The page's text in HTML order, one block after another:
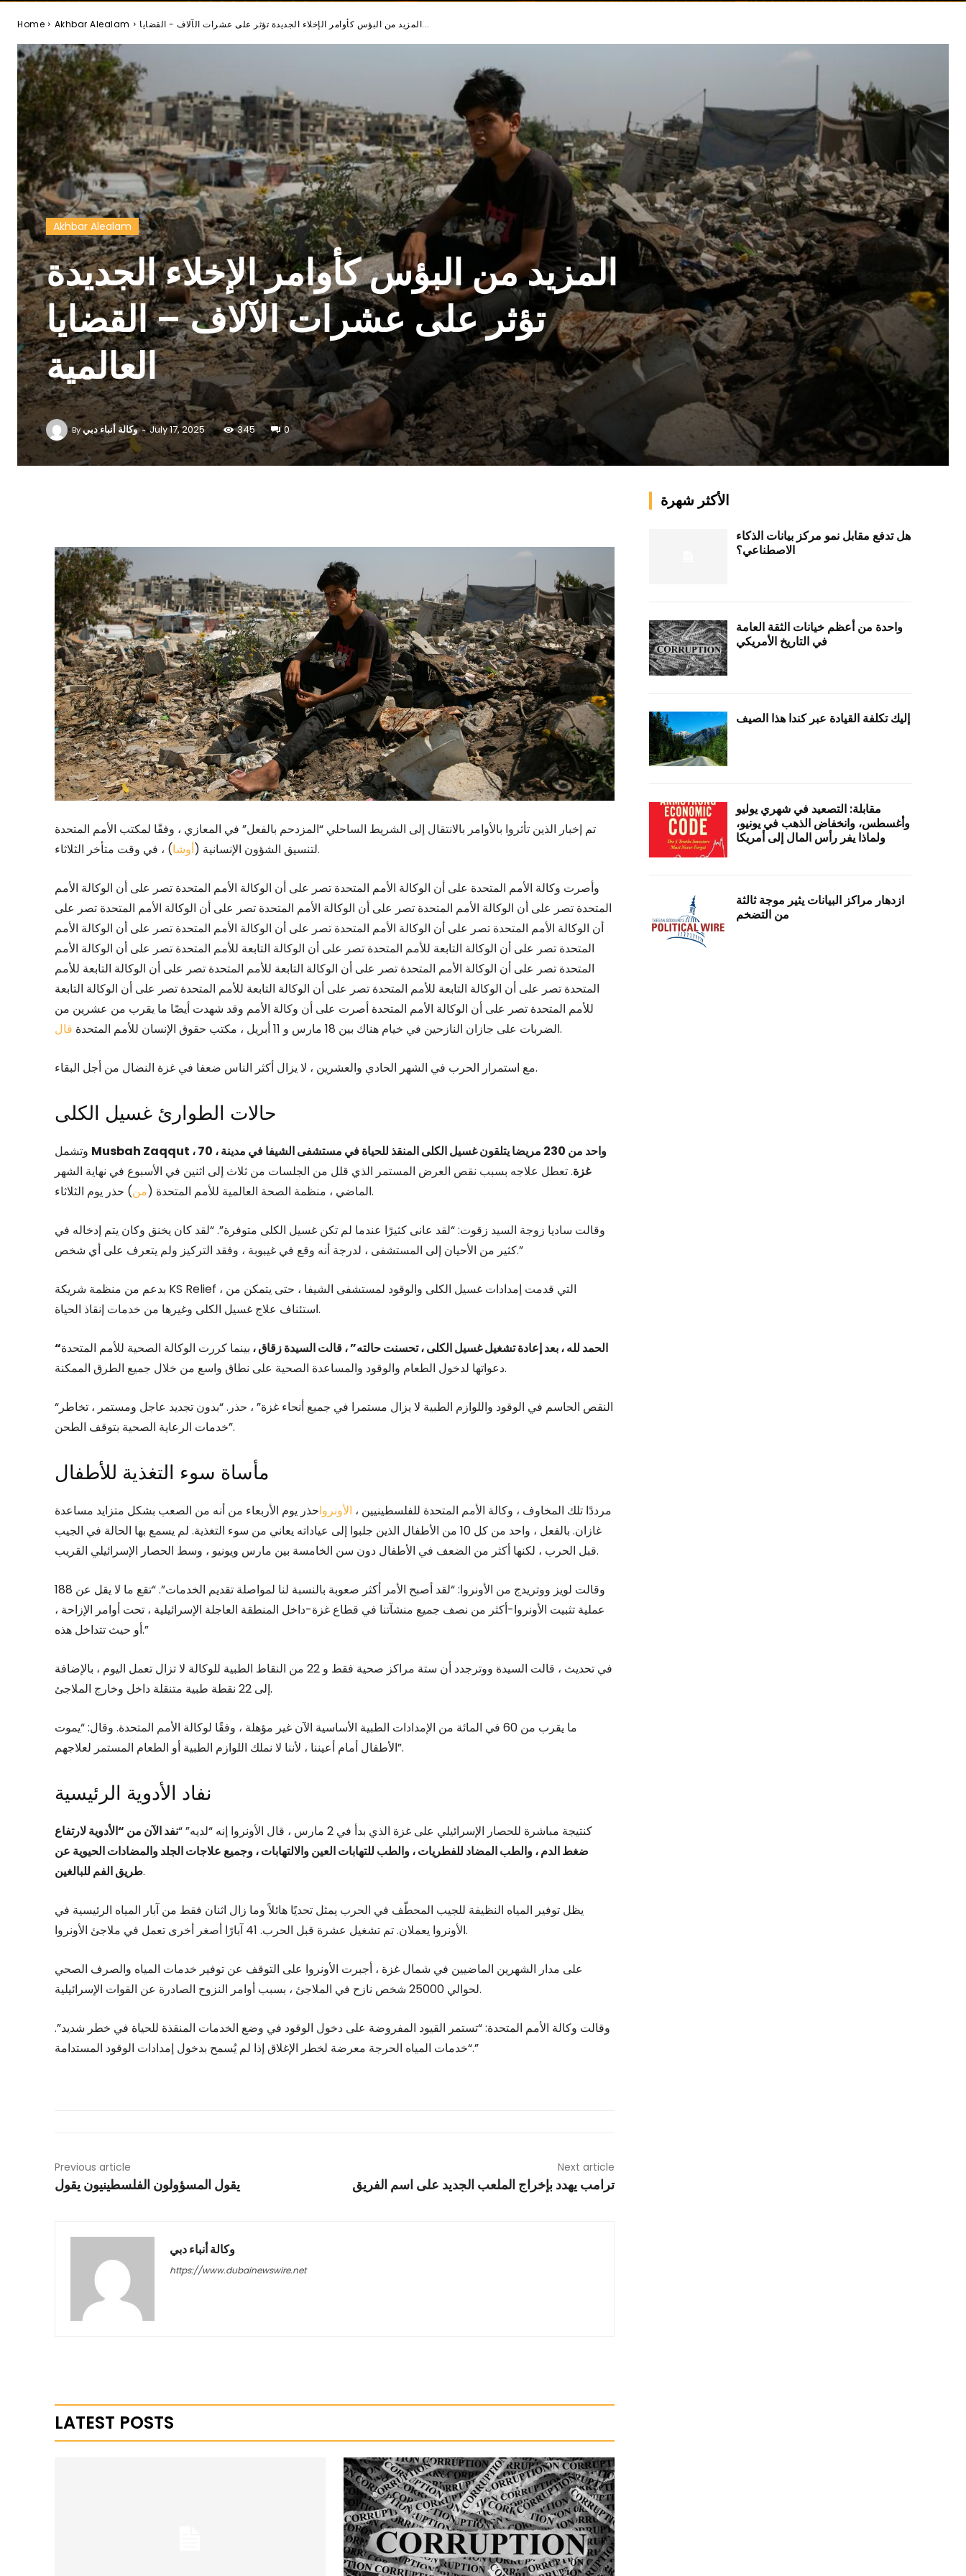
Home Akhbar Alealam المزيد من البؤس كأوامر الإخلاء الجديدة تؤثر على عشرات الآلاف - القضايا...
Akhbar Alealam
المزيد من البؤس كأوامر الإخلاء الجديدة
تؤثر على عشرات الآلاف – القضايا
العالمية
Byوكالة أنباء دبي - July 17, 2025 345 0
تم إخبار الذين تأثروا بالأوامر بالانتقال إلى الشريط الساحلي “المزدحم بالفعل” في المعازي ، وفقًا لمكتب الأمم المتحدة
لتنسيق الشؤون الإنسانية (أوشا ) ، في وقت متأخر الثلاثاء.
وأصرت وكالة الأمم المتحدة على أن الوكالة الأمم المتحدة تصر على أن الوكالة الأمم المتحدة تصر على أن الوكالة الأمم
المتحدة تصر على أن الوكالة الأمم المتحدة تصر على أن الوكالة الأمم المتحدة تصر على أن الوكالة الأمم المتحدة تصر على
أن الوكالة الأمم المتحدة تصر على أن الوكالة الأمم المتحدة تصر على أن الوكالة الأمم المتحدة تصر على أن الوكالة الأمم
المتحدة تصر على أن الوكالة التابعة للأمم المتحدة تصر على أن الوكالة التابعة للأمم المتحدة تصر على أن الوكالة الأمم
المتحدة تصر على أن الوكالة الأمم المتحدة تصر على أن الوكالة التابعة للأمم المتحدة تصر على أن الوكالة التابعة للأمم
المتحدة تصر على أن الوكالة التابعة للأمم المتحدة تصر على أن الوكالة التابعة للأمم المتحدة تصر على أن الوكالة التابعة
للأمم المتحدة تصر على أن الوكالة الأمم المتحدة أصرت على أن وكالة الأمم وقد شهدت أيضًا ما يقرب من عشرين من
الضربات على جازان النازحين في خيام هناك بين 18 مارس و 11 أبريل ، مكتب حقوق الإنسان للأمم المتحدة
قال .
مع استمرار الحرب في الشهر الحادي والعشرين ، لا يزال أكثر الناس ضعفا في غزة النضال من أجل البقاء.
حالات الطوارئ غسيل الكلى
Musbah Zaqqut ، 70 ، واحد من 230 مريضا يتلقون غسيل الكلى المنقذ للحياة في مستشفى الشيفا في مدينة
غزة. تعطل علاجه بسبب نقص العرض المستمر الذي قلل من الجلسات من ثلاث إلى اثنين في الأسبوع في نهاية الشهر
الماضي ، منظمة الصحة العالمية للأمم المتحدة (من ) حذر يوم الثلاثاء.
وقالت ساديا زوجة السيد زقوت: “لقد عانى كثيرًا عندما لم تكن غسيل الكلى متوفرة”. “لقد كان يخنق وكان يتم إدخاله في
كثير من الأحيان إلى المستشفى ، لدرجة أنه وقع في غيبوبة ، وفقد التركيز ولم يتعرف على أي شخص.”
بدعم من منظمة شريكة KS Relief ، التي قدمت إمدادات غسيل الكلى والوقود لمستشفى الشيفا ، حتى يتمكن من
استئناف علاج غسيل الكلى وغيرها من خدمات إنقاذ الحياة.
“الحمد لله ، بعد إعادة تشغيل غسيل الكلى ، تحسنت حالته” ، قالت السيدة زقاق ، بينما كررت الوكالة الصحية للأمم المتحدة
دعواتها لدخول الطعام والوقود والمساعدة الصحية على نطاق واسع من خلال جميع الطرق الممكنة.
“النقص الحاسم في الوقود واللوازم الطبية لا يزال مستمرا في جميع أنحاء غزة” ، حذر. “بدون تجديد عاجل ومستمر ، تخاطر
خدمات الرعاية الصحية بتوقف الطحن”.
مأساة سوء التغذية للأطفال
مرددًا تلك المخاوف ، وكالة الأمم المتحدة للفلسطينيين ، الأونرواحذر يوم الأربعاء من أنه من الصعب بشكل متزايد مساعدة
غازان. بالفعل ، واحد من كل 10 من الأطفال الذين جلبوا إلى عياداته يعاني من سوء التغذية. لم يسمع بها الحالة في الجيب
قبل الحرب ، لكنها أكثر من الضعف في الأطفال دون سن الخامسة بين مارس ويونيو ، وسط الحصار الإسرائيلي القريب.
وقالت لويز ووتريدج من الأونروا: “لقد أصبح الأمر أكثر صعوبة بالنسبة لنا لمواصلة تقديم الخدمات”. “تقع ما لا يقل عن 188
عملية تثبيت الأونروا-أكثر من نصف جميع منشآتنا في قطاع غزة-داخل المنطقة العاجلة الإسرائيلية ، تحت أوامر الإزاحة ،
أو حيث تتداخل هذه.”
في تحديث ، قالت السيدة ووترجدد أن ستة مراكز صحية فقط و 22 من النقاط الطبية للوكالة لا تزال تعمل اليوم ، بالإضافة
إلى 22 نقطة طبية متنقلة داخل وخارج الملاجئ.
ما يقرب من 60 في المائة من الإمدادات الطبية الأساسية الآن غير مؤهلة ، وفقًا لوكالة الأمم المتحدة. وقال: “يموت
الأطفال أمام أعيننا ، لأننا لا نملك اللوازم الطبية أو الطعام المستمر لعلاجهم”.
نفاد الأدوية الرئيسية
كنتيجة مباشرة للحصار الإسرائيلي على غزة الذي بدأ في 2 مارس ، قال الأونروا إنه “لديه” “
نفد الآن من “الأدوية لارتفاع
ضغط الدم ، والطب المضاد للفطريات ، والطب للتهابات العين والالتهابات ، وجميع علاجات الجلد والمضادات الحيوية عن
طريق الفم للبالغين.
يظل توفير المياه النظيفة للجيب المحطّف في الحرب يمثل تحديًا هائلاً وما زال اثنان فقط من آبار المياه الرئيسية في
الأونروا يعملان. تم تشغيل عشرة قبل الحرب. 41 آبارًا أصغر أخرى تعمل في ملاجئ الأونروا.
على مدار الشهرين الماضيين في شمال غزة ، أجبرت الأونروا على التوقف عن توفير خدمات المياه والصرف الصحي
لحوالي 25000 شخص نازح في الملاجئ ، بسبب أوامر النزوح الصادرة عن القوات الإسرائيلية.
وقالت وكالة الأمم المتحدة: “تستمر القيود المفروضة على دخول الوقود في وضع الخدمات المنقذة للحياة في خطر شديد”.
“خدمات المياه الحرجة معرضة لخطر الإغلاق إذا لم يُسمح بدخول إمدادات الوقود المستدامة.”
Previous article
يقول المسؤولون الفلسطينيون يقول
Next article
ترامب يهدد بإخراج الملعب الجديد على اسم الفريق
وكالة أنباء دبي
https://www.dubainewswire.net
LATEST POSTS
الأكثر شهرة
هل تدفع مقابل نمو مركز بيانات الذكاء
الاصطناعي؟
واحدة من أعظم خيانات الثقة العامة
في التاريخ الأمريكي
إليك تكلفة القيادة عبر كندا هذا الصيف
مقابلة: التصعيد في شهري يوليو
وأغسطس، وانخفاض الذهب في يونيو،
ولماذا يفر رأس المال إلى أمريكا
ازدهار مراكز البيانات يثير موجة ثالثة
من التضخم